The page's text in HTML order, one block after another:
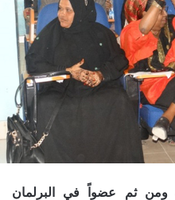
ومن ثم عضواً في البرلمان